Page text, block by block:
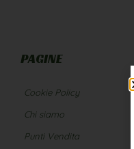
PAGINE
Cookie Policy
Chi siamo
Punti Vendita